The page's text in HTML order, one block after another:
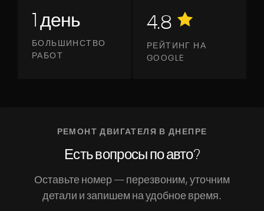
1 день
БОЛЬШИНСТВО
РАБОТ
4.8
РЕЙТИНГ НА
GOOGLE
РЕМОНТ ДВИГАТЕЛЯ В ДНЕПРЕ
Есть вопросы по авто?
Оставьте номер — перезвоним, уточним
детали и запишем на удобное время.